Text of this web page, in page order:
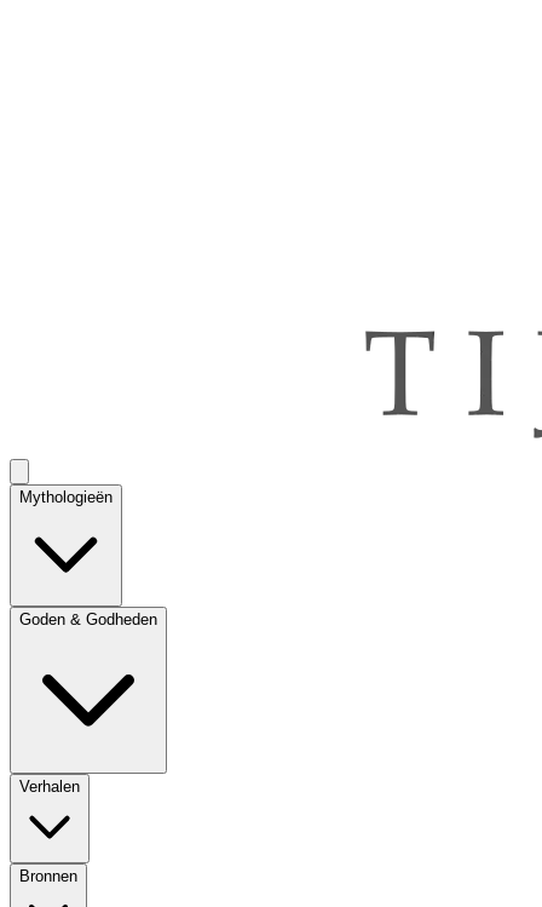
Mythologieën
Goden & Godheden
Verhalen
Bronnen